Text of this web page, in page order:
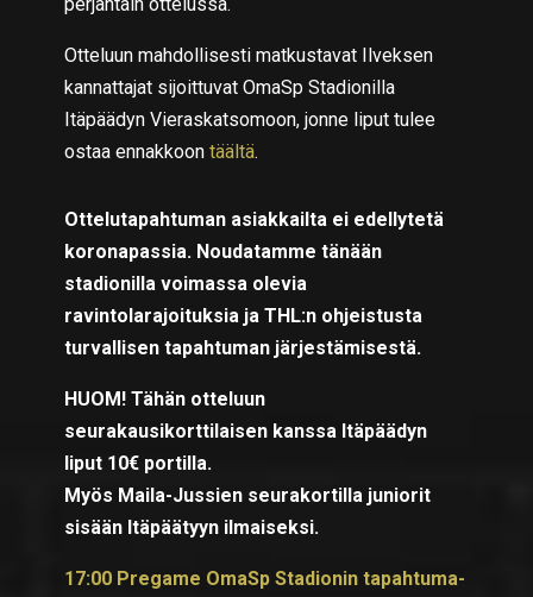
Otteluun mahdollisesti matkustavat Ilveksen
kannattajat sijoittuvat OmaSp Stadionilla
Itäpäädyn Vieraskatsomoon, jonne liput tulee
ostaa ennakkoon täältä.
Ottelutapahtuman asiakkailta ei edellytetä
koronapassia. Noudatamme tänään
stadionilla voimassa olevia
ravintolarajoituksia ja THL:n ohjeistusta
turvallisen tapahtuman järjestämisestä.
HUOM! Tähän otteluun
seurakausikorttilaisen kanssa Itäpäädyn
liput 10€ portilla.
Myös Maila-Jussien seurakortilla juniorit
sisään Itäpäätyyn ilmaiseksi.
17:00 Pregame OmaSp Stadionin tapahtuma-